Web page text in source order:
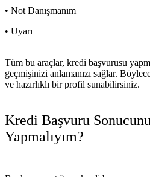
• Not Danışmanım
• Uyarı
Tüm bu araçlar, kredi başvurusu
geçmişinizi anlamanızı sağlar.
ve hazırlıklı bir profil sunabilirsiniz.
Kredi Başvuru
Yapmalıyım?